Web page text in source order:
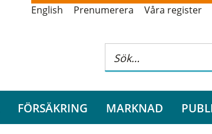
English Prenumerera Våra register
FÖRSÄKRING MARKNAD